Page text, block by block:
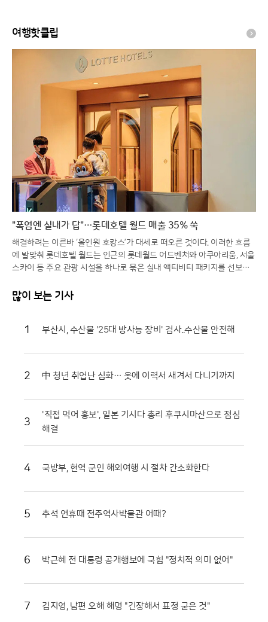
여행핫클립
"폭염엔 실내가 답"…롯데호텔 월드 매출 35% 쑥
해결하려는 이른바 ‘올인원 호캉스’가 대세로 떠오른 것이다. 이러한 흐름
에 발맞춰 롯데호텔 월드는 인근의 롯데월드 어드벤처와 아쿠아리움, 서울
스카이 등 주요 관광 시설을 하나로 묶은 실내 액티비티 패키지를 선보이
드마크를 즐길 수 있다는 점이 방학을 맞은 자녀 동반 가족들에게 큰 매력
본으로 구성했다. 특히 장기 투숙을 선호하는 고객들을 위해 2박 이상 이용
하는 등 혜택의 폭을 넓혔다. 실제로 해당 패키지의 지난 7월 매출은 전년
텔 측은 이러한 인기에 힘입어 해당 상품을 연말까지 상시 운영하며 장기
연결되는 전용 통로인 ‘원더도어’를 운영하며 투숙객들에게 차별화된 동선
을 제공하고 있다. ‘월드 시그니처’ 패키지를 이용할 경우 인원수에 맞춰 2
인형 또는 3인형을 선택할 수 있어 가족은 물론 친구나 연인 단위 고객까
있다는 점은 무더운 여름철 이동의 번거로움을 최소화하려는 고객들에게
객들을 위한 프리미엄 서비스도 마련되었다. ‘매직패스형 패키지’는 객실 1
을 이용할 수 있도록 돕는다. 원더밴드는 원더도어 전용 키와 객실 키 기능
억을 남기고자 하는 젊은 층의 호응이 이어지고 있다.여기에 투숙객만을
여준다. 어드벤처 연계 패키지 이용객은 투숙 기간 중 한 차례 재입장이 가
다. 특히 8월 말까지는 정식 개장 시간보다 15분 먼저 입장할 수 있는 원더
많이 보는 기사
1 부산시, 수산물 '25대 방사능 장비' 검사..수산물 안전해
2 中 청년 취업난 심화… 옷에 이력서 새겨서 다니기까지
3
'직접 먹어 홍보', 일본 기시다 총리 후쿠시마산으로 점심
해결
4 국방부, 현역 군인 해외여행 시 절차 간소화한다
5 추석 연휴때 전주역사박물관 어때?
6 박근혜 전 대통령 공개행보에 국힘 "정치적 의미 없어"
7 김지영, 남편 오해 해명 "긴장해서 표정 굳은 것"